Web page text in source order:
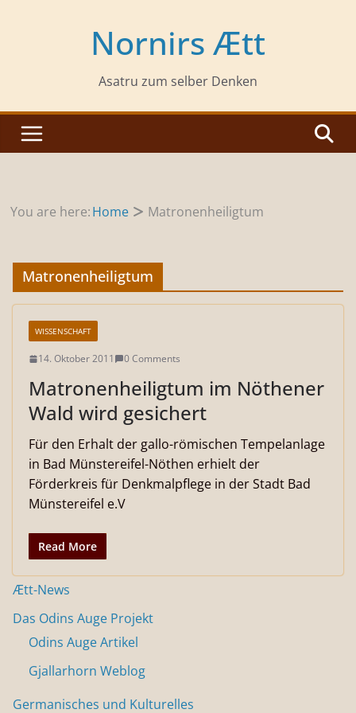
Nornirs Ætt
Asatru zum selber Denken
You are here:Home Matronenheiligtum
Matronenheiligtum
WISSENSCHAFT
14. Oktober 2011 0 Comments
Matronenheiligtum im Nöthener
Wald wird gesichert
Für den Erhalt der gallo-römischen Tempelanlage
in Bad Münstereifel-Nöthen erhielt der
Förderkreis für Denkmalpflege in der Stadt Bad
Münstereifel e.V
Read More
Ætt-News
Das Odins Auge Projekt
Odins Auge Artikel
Gjallarhorn Weblog
Germanisches und Kulturelles